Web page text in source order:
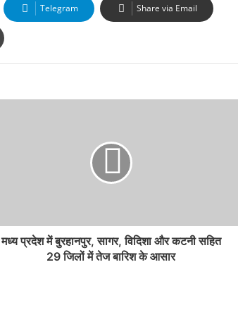
Telegram Share via Email
मध्य प्रदेश में बुरहानपुर, सागर, विदिशा और कटनी सहित
29 जिलों में तेज बारिश के आसार